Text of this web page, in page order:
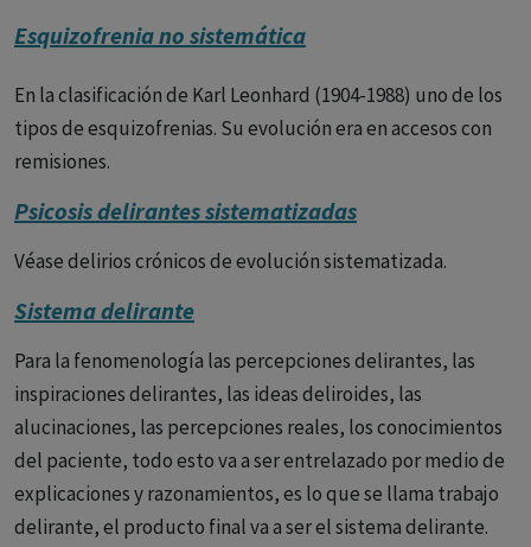
trastorno obsesivo-compulsivo.
Esquizofrenia no sistemática
En la clasificación de Karl Leonhard (1904-1988) uno de los
tipos de esquizofrenias. Su evolución era en accesos con
remisiones.
Psicosis delirantes sistematizadas
Véase delirios crónicos de evolución sistematizada.
Sistema delirante
Para la fenomenología las percepciones delirantes, las
inspiraciones delirantes, las ideas deliroides, las
alucinaciones, las percepciones reales, los conocimientos
del paciente, todo esto va a ser entrelazado por medio de
explicaciones y razonamientos, es lo que se llama trabajo
delirante, el producto final va a ser el sistema delirante.